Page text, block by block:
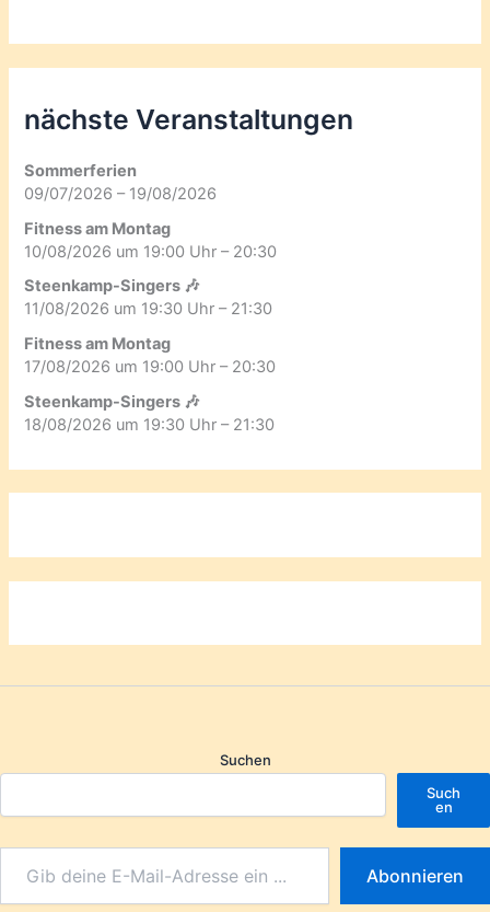
nächste Veranstaltungen
Sommerferien
09/07/2026 – 19/08/2026
Fitness am Montag
10/08/2026 um 19:00 Uhr – 20:30
Steenkamp-Singers 🎶
11/08/2026 um 19:30 Uhr – 21:30
Fitness am Montag
17/08/2026 um 19:00 Uhr – 20:30
Steenkamp-Singers 🎶
18/08/2026 um 19:30 Uhr – 21:30
Suchen
Such
en
Abonnieren